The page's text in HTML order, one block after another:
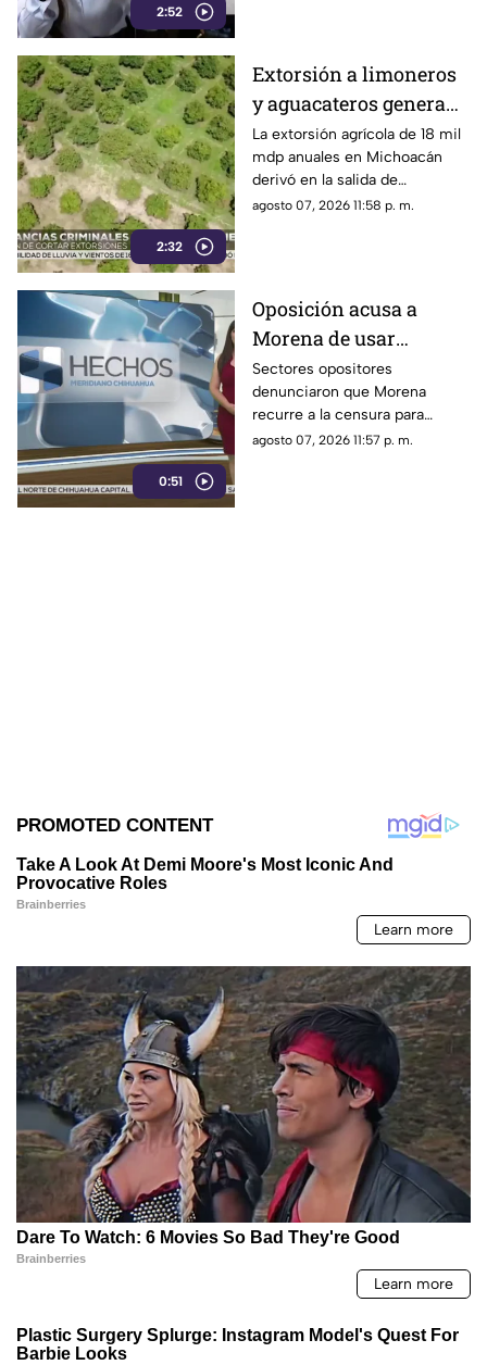
2:52
2:32
Extorsión a limoneros
y aguacateros genera
pérdidas de 18 mil mdp
en Michoacán
La extorsión agrícola de 18 mil
mdp anuales en Michoacán
derivó en la salida de
inspectores de EE. UU.,
agosto 07, 2026 11:58 p. m.
0:51
Oposición acusa a
Morena de usar
censura para ocultar
seńalamientos de
narcopolítica
Sectores opositores
denunciaron que Morena
recurre a la censura para
imponer su versión oficial y
agosto 07, 2026 11:57 p. m.